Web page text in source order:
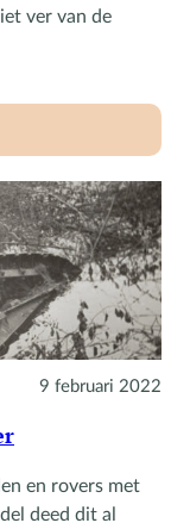
ver van de
9 februari 2022
en rovers met
deed dit al